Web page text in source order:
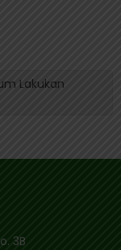
Lakukan
3B